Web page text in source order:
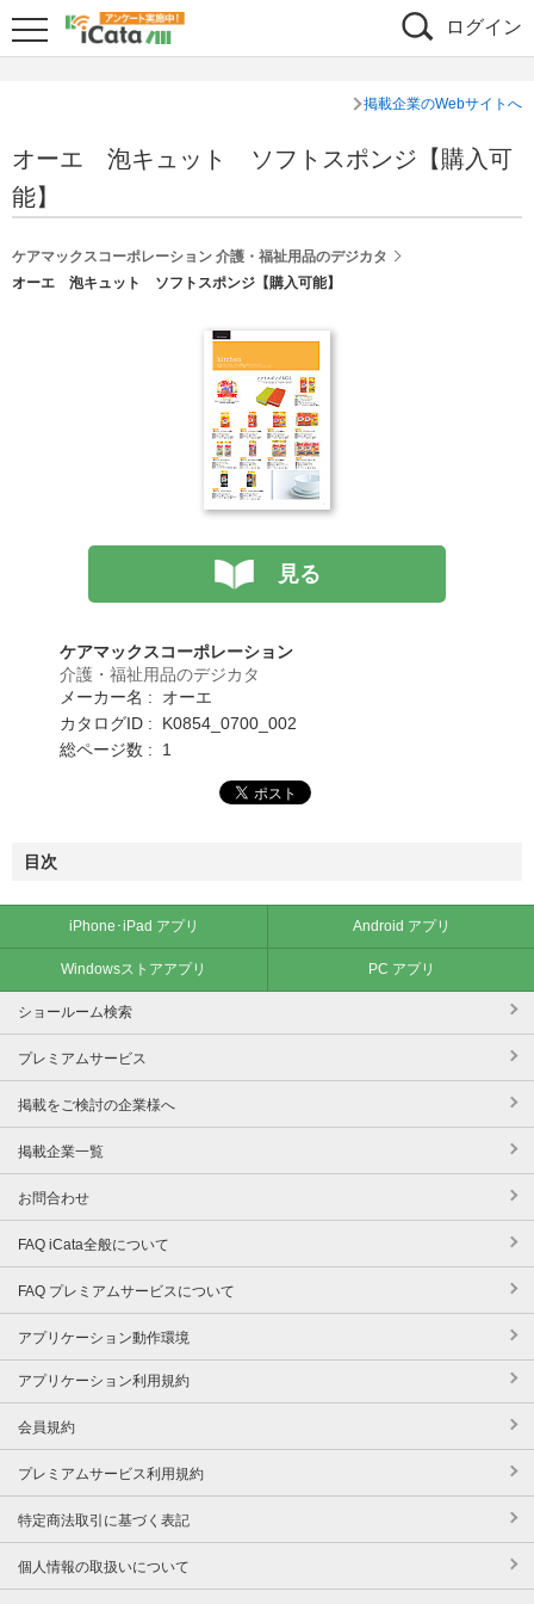
ログイン
掲載企業のWebサイトへ
オーエ 泡キュット ソフトスポンジ【購入可
能】
ケアマックスコーポレーション 介護・福祉用品のデジカタ
オーエ 泡キュット ソフトスポンジ【購入可能】
見る
ケアマックスコーポレーション
介護・福祉用品のデジカタ
メーカー名 : オーエ
カタログID : K0854_0700_002
総ページ数 : 1
目次
iPhone･iPad アプリ Android アプリ
Windowsストアアプリ PC アプリ
ショールーム検索
プレミアムサービス
掲載をご検討の企業様へ
掲載企業一覧
お問合わせ
FAQ iCata全般について
FAQ プレミアムサービスについて
アプリケーション動作環境
アプリケーション利用規約
会員規約
プレミアムサービス利用規約
特定商法取引に基づく表記
個人情報の取扱いについて